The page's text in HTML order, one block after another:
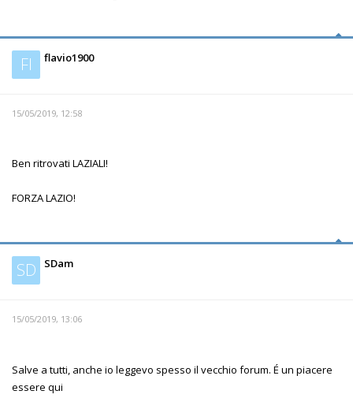
Fl flavio1900
15/05/2019, 12:58
Ben ritrovati LAZIALI!
FORZA LAZIO!
SD SDam
15/05/2019, 13:06
Salve a tutti, anche io leggevo spesso il vecchio forum. É un piacere
essere qui